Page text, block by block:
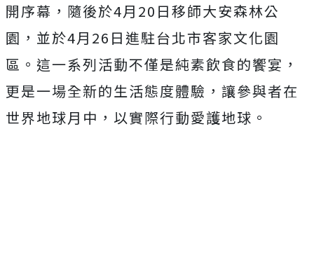
開序幕，隨後於4月20日移師大安森林公
園，並於4月26日進駐台北市客家文化園
區。這一系列活動不僅是純素飲食的饗宴，
更是一場全新的生活態度體驗，讓參與者在
世界地球月中，以實際行動愛護地球。